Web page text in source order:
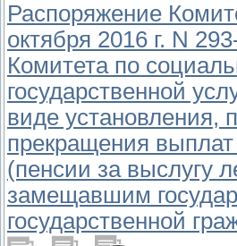
Распоряжение
октября 2016 г. N
Комитета по
государственной
виде установления,
прекращения
(пенсии за выслугу
замещавшим
государственной